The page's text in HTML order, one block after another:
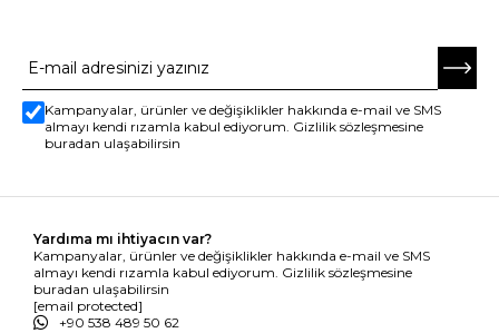
Kampanyalar, ürünler ve değişiklikler hakkında e-mail ve SMS
almayı kendi rızamla kabul ediyorum. Gizlilik sözleşmesine
buradan ulaşabilirsin
Yardıma mı ihtiyacın var?
Kampanyalar, ürünler ve değişiklikler hakkında e-mail ve SMS
almayı kendi rızamla kabul ediyorum. Gizlilik sözleşmesine
buradan ulaşabilirsin
[email protected]
+90 538 489 50 62